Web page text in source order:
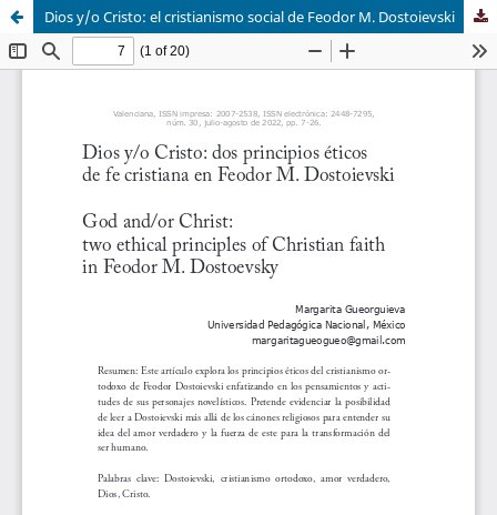
Dios y/o Cristo: el cristianismo social de Feodor M. Dostoievski